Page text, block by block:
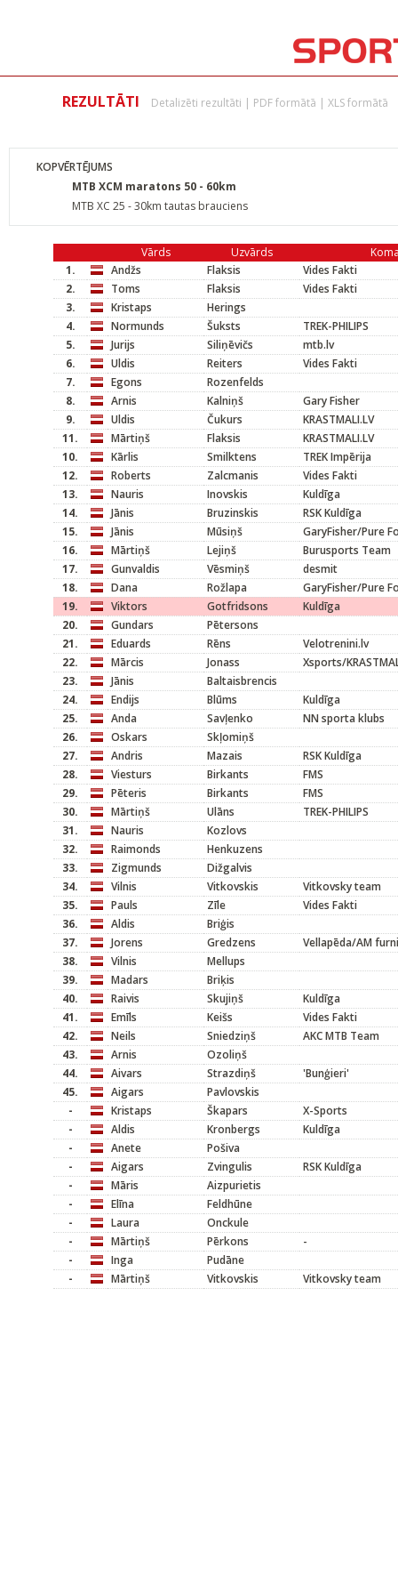
REZULTĀTI Detalizēti rezultāti | PDF formātā | XLS formātā
KOPVĒRTĒJUMS
MTB XCM maratons 50 - 60km
MTB XC 25 - 30km tautas brauciens
Vārds Uzvārds
1.
Andžs Flaksis
Vides Fakti
2.
Toms Flaksis
Vides Fakti
3.
Kristaps
Herings
4.
Normunds Šuksts
TREK-PHILIPS
5.
Jurijs Siliņēvičs
mtb.lv
6.
Uldis Reiters
Vides Fakti
7.
Egons
Rozenfelds
8.
Arnis Kalniņš
Gary Fisher
9.
Uldis Čukurs
KRASTMALI.LV
11.
Mārtiņš Flaksis
KRASTMALI.LV
10.
Kārlis Smilktens
TREK Impērija
12.
Roberts Zalcmanis
Vides Fakti
13.
Nauris Inovskis
Kuldīga
14.
Jānis Bruzinskis
RSK Kuldīga
15.
Jānis Mūsiņš
GaryFisher/Pure
16.
Mārtiņš Lejiņš
Burusports Team
17.
Gunvaldis Vēsmiņš
desmit
18.
Dana Rožlapa
GaryFisher/Pure
19.
Viktors Gotfridsons
Kuldīga
20.
Gundars
Pētersons
21.
Eduards Rēns
Velotrenini.lv
22.
Mārcis Jonass
Xsports/
23.
Jānis
Baltaisbrencis
24.
Endijs Blūms
Kuldīga
25.
Anda Savļenko
NN sporta klubs
26.
Oskars
Skļomiņš
27.
Andris Mazais
RSK Kuldīga
28.
Viesturs Birkants
FMS
29.
Pēteris Birkants
FMS
30.
Mārtiņš Ulāns
TREK-PHILIPS
31.
Nauris
Kozlovs
32.
Raimonds
Henkuzens
33.
Zigmunds
Dižgalvis
34.
Vilnis Vitkovskis
Vitkovsky team
35.
Pauls Zīle
Vides Fakti
36.
Aldis
Briģis
37.
Jorens Gredzens
Vellapēda/AM
38.
Vilnis
Mellups
39.
Madars
Briķis
40.
Raivis Skujiņš
Kuldīga
41.
Emīls Keišs
Vides Fakti
42.
Neils Sniedziņš
AKC MTB Team
43.
Arnis
Ozoliņš
44.
Aivars Strazdiņš
'Bunģieri'
45.
Aigars
Pavlovskis
-
Kristaps Škapars
X-Sports
-
Aldis Kronbergs
Kuldīga
-
Anete
Pošiva
-
Aigars Zvingulis
RSK Kuldīga
-
Māris
Aizpurietis
-
Elīna
Feldhūne
-
Laura
Onckule
-
Mārtiņš Pērkons
-
-
Inga
Pudāne
-
Mārtiņš Vitkovskis Vitkovsky team